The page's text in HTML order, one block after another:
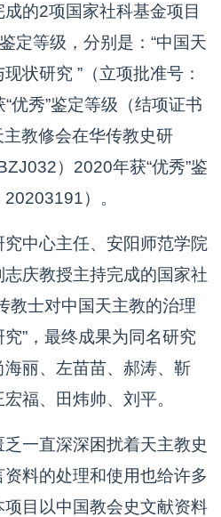
的2项国家社科基金项目
定等级，分别是：“中国天
状研究 ”（立项批准号：
优秀”鉴定等级（结项证书
教修会在华传教史研
）2020年获“优秀”鉴
）。
中心主任、安阳师范学院
庆教授主持完成的国家社
教士对中国天主教的治理
”，最终成果为同名研究
丽、左苗苗、郝涛、靳
福、田炜帅、刘平。
一直深深困扰着天主教史
料的处理和使用也给许多
目以中国教会史文献资料